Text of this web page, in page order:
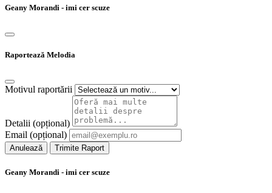
Geany Morandi - imi cer scuze
Raportează Melodia
Motivul raportării
Detalii (opțional)
Email (opțional)
Anulează Trimite Raport
Geany Morandi - imi cer scuze